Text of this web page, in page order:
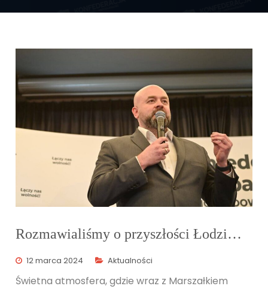
Rozmawialiśmy o przyszłości Łodzi…
12 marca 2024 Aktualności
Świetna atmosfera, gdzie wraz z Marszałkiem